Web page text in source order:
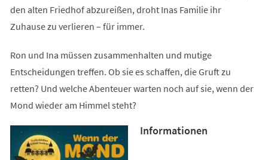
den alten Friedhof abzureißen, droht Inas Familie ihr
Zuhause zu verlieren – für immer.
Ron und Ina müssen zusammenhalten und mutige
Entscheidungen treffen. Ob sie es schaffen, die Gruft zu
retten? Und welche Abenteuer warten noch auf sie, wenn der
Mond wieder am Himmel steht?
Informationen